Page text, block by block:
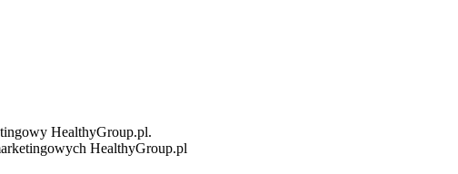
HealthyGroup.pl.
HealthyGroup.pl